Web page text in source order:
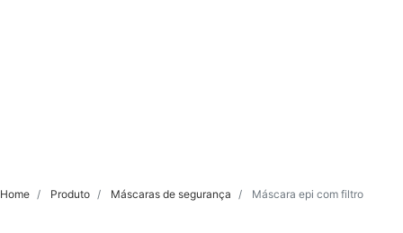
Home Produto Máscaras de segurança Máscara epi com filtro